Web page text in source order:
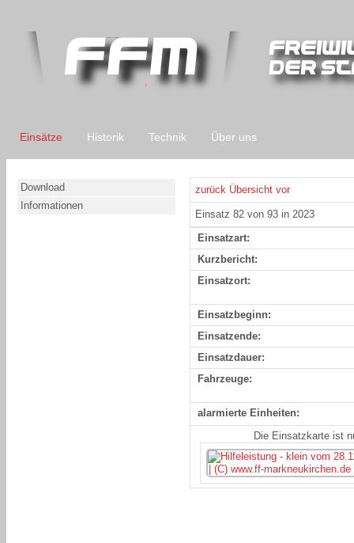
Einsätze Historik Technik Über uns
Download
Informationen
zurück Übersicht vor
Einsatz 82 von 93 in 2023
Einsatzart:
Kurzbericht:
Einsatzort:
Einsatzbeginn:
Einsatzende:
Einsatzdauer:
Fahrzeuge:
alarmierte Einheiten:
Die Einsatzkarte ist